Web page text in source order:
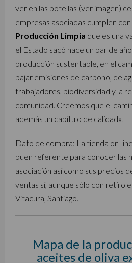
ver en las botellas (ver imagen)
empresas asociadas cumplen con
Producción Limpia que es una
el Estado sacó hace un par de
producción sustentable, en el
bajar emisiones de carbono, de
trabajadores, biodiversidad y la
comunidad. Creemos que el
además un capítulo de calidad».
Dato de compra: La tienda on-
buen referente para conocer las
asociación así como sus precios
ventas sí, aunque sólo con retiro
Vitacura, Santiago.
Mapa de la
aceites de oliva